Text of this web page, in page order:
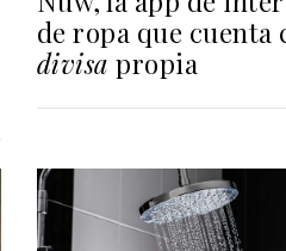
de ropa que cuenta
divisa propia